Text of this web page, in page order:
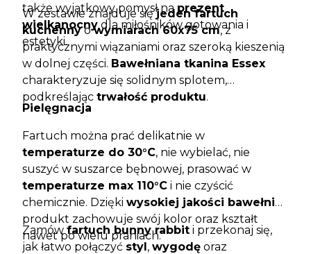
także wyjątkowy pomysł na prezent
wielkanocny dla miłośników gotowania i
estetyki.
W zestawie znajduje sięjeden fartuch
kuchennyowymiarach 60x75 cm, z
praktycznymi wiązaniami oraz szeroką kieszenią
w dolnej części. Bawełniana tkanina Essex
charakteryzuje się solidnym splotem,
podkreślając trwałość produktu.
Pielęgnacja
Fartuch można prać delikatnie w
temperaturze do 30°C, nie wybielać, nie
suszyć w suszarce bębnowej, prasować w
temperaturze max 110°C i nie czyścić
chemicznie. Dzięki wysokiej jakości bawełnie
produkt zachowuje swój kolor oraz kształt
nawet po wielu praniach.
Zamów fartuch bunny rabbit i przekonaj się,
jak łatwo połączyć styl, wygodę oraz